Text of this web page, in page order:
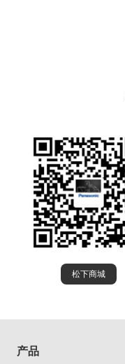
松下商城
产品